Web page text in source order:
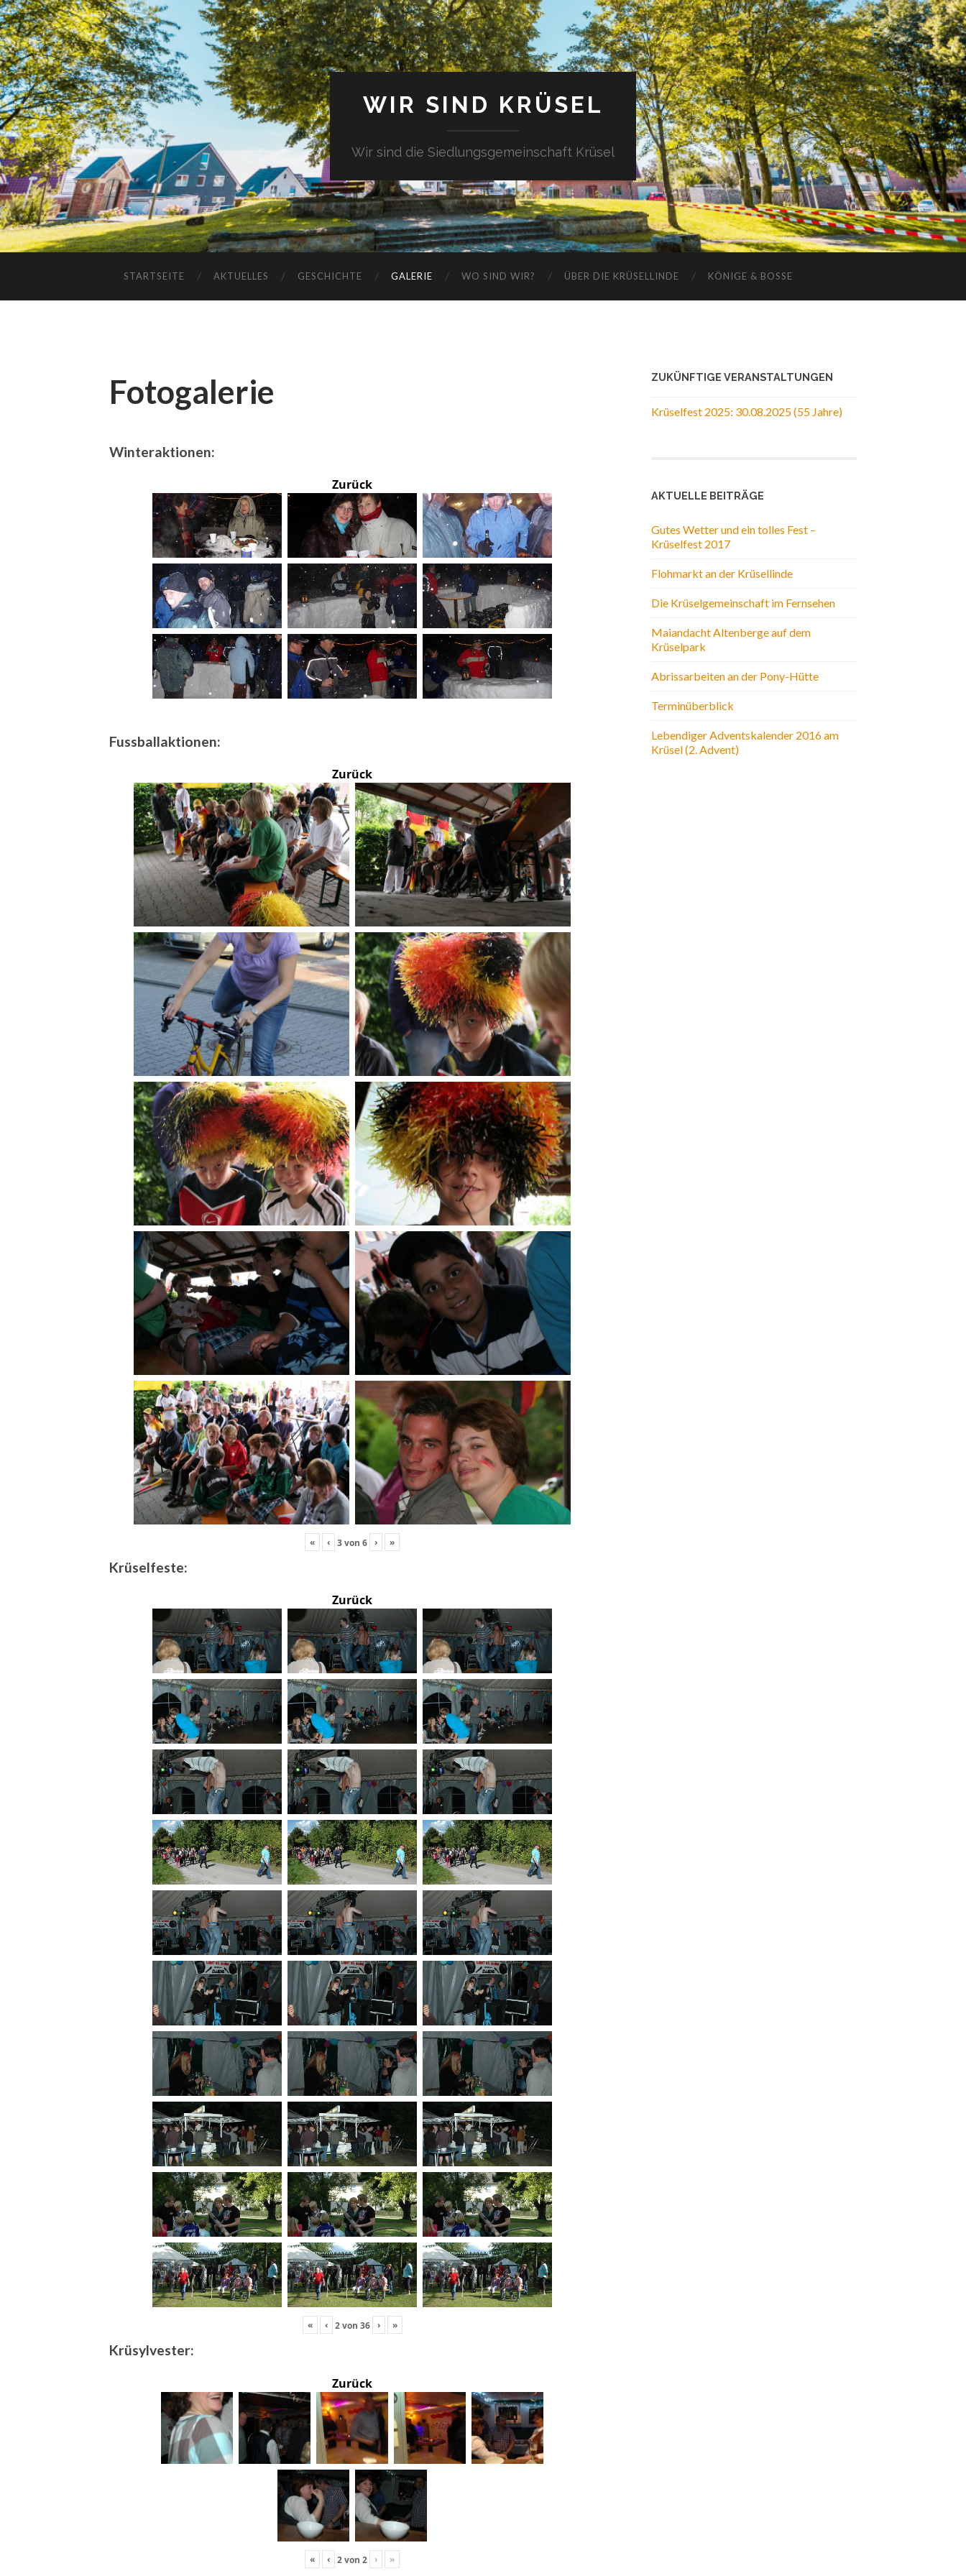
WIR SIND KRÜSEL
Wir sind die Siedlungsgemeinschaft Krüsel
STARTSEITE AKTUELLES GESCHICHTE GALERIE WO SIND WIR? ÜBER DIE KRÜSELLINDE KÖNIGE & BOSSE
Fotogalerie
Winteraktionen:
Zurück
Fussballaktionen:
Zurück
« ‹ 3von 6 › »
Krüselfeste:
Zurück
« ‹ 2von 36 › »
Krüsylvester:
Zurück
« ‹ 2von 2 › »
ZUKÜNFTIGE VERANSTALTUNGEN
Krüselfest 2025: 30.08.2025 (55 Jahre)
AKTUELLE BEITRÄGE
Gutes Wetter und ein tolles Fest –
Krüselfest 2017
Flohmarkt an der Krüsellinde
Die Krüselgemeinschaft im Fernsehen
Maiandacht Altenberge auf dem
Krüselpark
Abrissarbeiten an der Pony-Hütte
Terminüberblick
Lebendiger Adventskalender 2016 am
Krüsel (2. Advent)